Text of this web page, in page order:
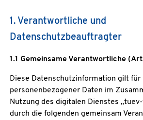
1. Verantwortliche und
Datenschutzbeauftragter
1.1 Gemeinsame Verantwortliche
Diese Datenschutzinformation gilt für
personenbezogener Daten im
Nutzung des digitalen Dienstes
durch die folgenden gemeinsam